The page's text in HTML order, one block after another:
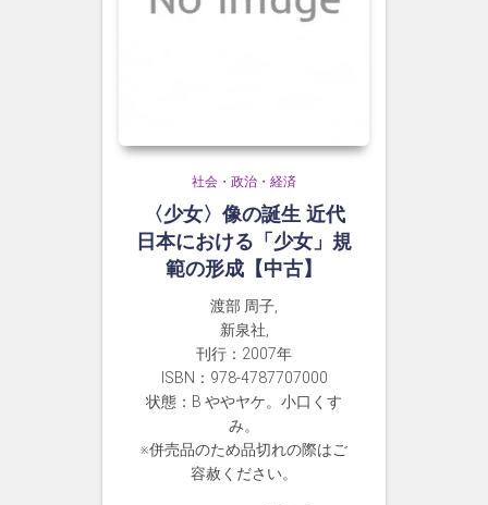
社会・政治・経済
〈少女〉像の誕生 近代
日本における「少女」規
範の形成【中古】
渡部 周子,
新泉社,
刊行：2007年
ISBN：978-4787707000
状態：B ややヤケ。小口くす
み。
※併売品のため品切れの際はご
容赦ください。